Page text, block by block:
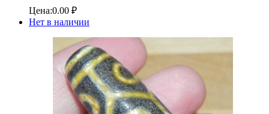
Цена:0.00 ₽
Нет в наличии